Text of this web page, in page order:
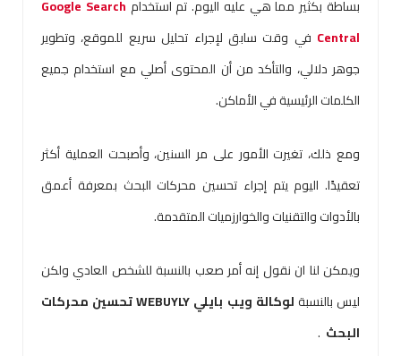
بساطة بكثير مما هي عليه اليوم. تم استخدام Google Search
Central في وقت سابق لإجراء تحليل سريع للموقع، وتطوير
جوهر دلالي، والتأكد من أن المحتوى أصلي مع استخدام جميع
الكلمات الرئيسية في الأماكن.
ومع ذلك، تغيرت الأمور على مر السنين، وأصبحت العملية أكثر
تعقيدًا. اليوم يتم إجراء تحسين محركات البحث بمعرفة أعمق
بالأدوات والتقنيات والخوارزميات المتقدمة.
ويمكن لنا ان نقول إنه أمر صعب بالنسبة للشخص العادي ولكن
ليس بالنسبة
لوكالة ويب بايلي WEBUYLY تحسين محركات
البحث .